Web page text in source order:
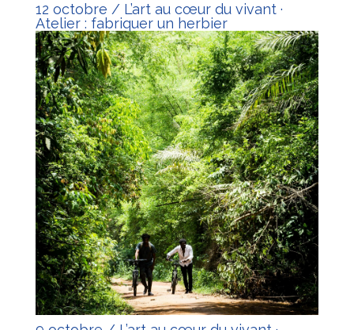
12 octobre / L’art au cœur du vivant ·
Atelier : fabriquer un herbier